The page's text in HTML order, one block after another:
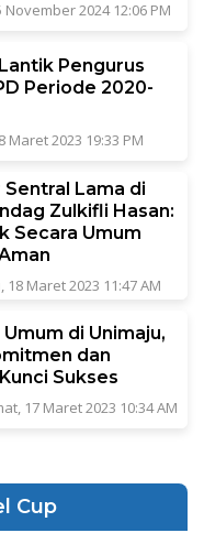
November 2024 12:06 PM
Pengurus
Periode 2020-
Maret 2023 19:33 PM
Sentral Lama di
Zulkifli Hasan:
Secara Umum
18 Maret 2023 11:47 AM
Umum di Unimaju,
dan
Sukses
17 Maret 2023 10:34 AM
Cup